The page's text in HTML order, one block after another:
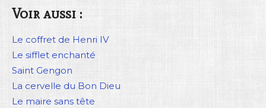
Voir aussi :
Le coffret de Henri IV
Le sifflet enchanté
Saint Gengon
La cervelle du Bon Dieu
Le maire sans tête